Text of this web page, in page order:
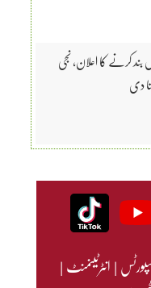
کرنے کا اعلان، نجی
دی
|انٹرٹینمنٹ|